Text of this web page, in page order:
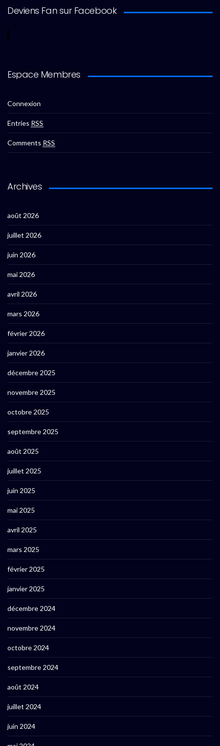
Deviens Fan sur Facebook
Espace Membres
Connexion
Entries RSS
Comments RSS
Archives
août 2026
juillet 2026
juin 2026
mai 2026
avril 2026
mars 2026
février 2026
janvier 2026
décembre 2025
novembre 2025
octobre 2025
septembre 2025
août 2025
juillet 2025
juin 2025
mai 2025
avril 2025
mars 2025
février 2025
janvier 2025
décembre 2024
novembre 2024
octobre 2024
septembre 2024
août 2024
juillet 2024
juin 2024